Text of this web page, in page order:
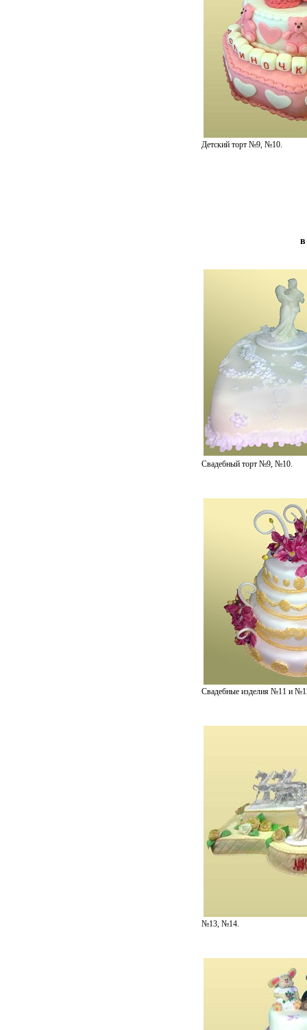
Детский торт №9, №10.
Свадебный торт №9, №10.
Свадебные изделия №11 и
№13, №14.